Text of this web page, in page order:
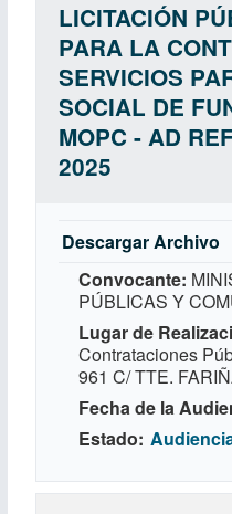
LICITACIÓN
PARA LA
SERVICIOS
SOCIAL DE
MOPC - AD
2025
Descargar Archivo
Convocante
PÚBLICAS Y
Lugar de
Contrataciones
961 C/ TTE.
Fecha de la
Estado